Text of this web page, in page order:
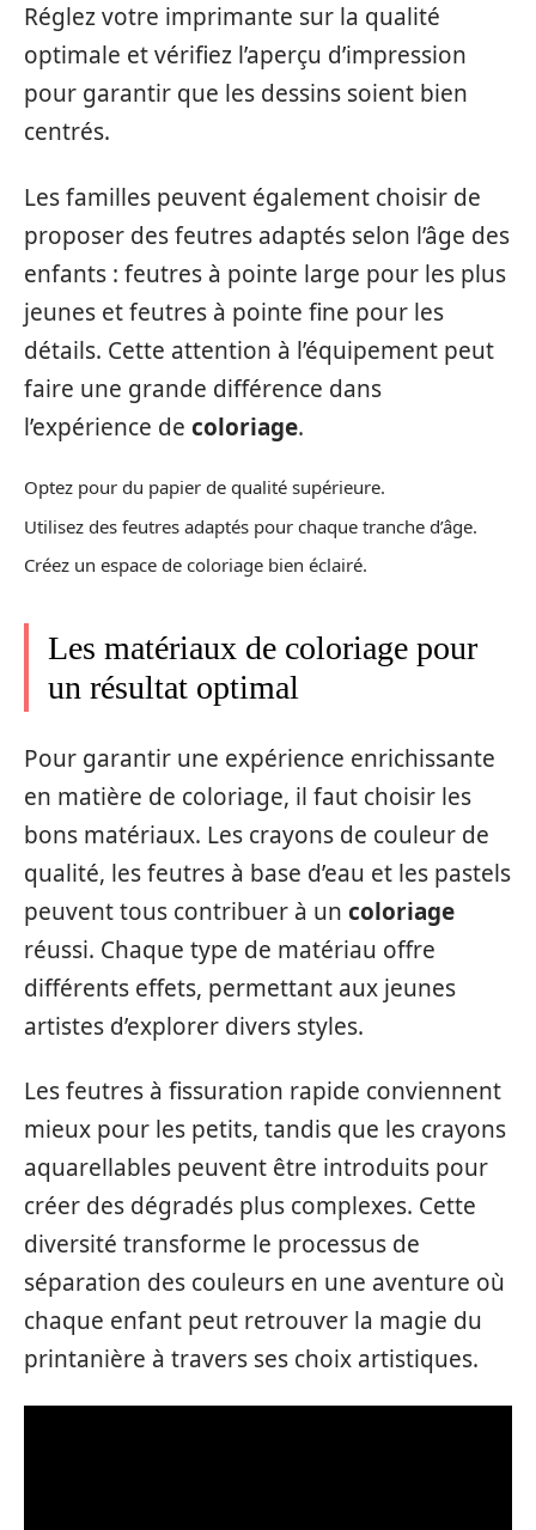
Réglez votre imprimante sur la qualité
optimale et vérifiez l’aperçu d’impression
pour garantir que les dessins soient bien
centrés.
Les familles peuvent également choisir de
proposer des feutres adaptés selon l’âge des
enfants : feutres à pointe large pour les plus
jeunes et feutres à pointe fine pour les
détails. Cette attention à l’équipement peut
faire une grande différence dans
l’expérience de coloriage.
Optez pour du papier de qualité supérieure.
Utilisez des feutres adaptés pour chaque tranche d’âge.
Créez un espace de coloriage bien éclairé.
Les matériaux de coloriage pour
un résultat optimal
Pour garantir une expérience enrichissante
en matière de coloriage, il faut choisir les
bons matériaux. Les crayons de couleur de
qualité, les feutres à base d’eau et les pastels
peuvent tous contribuer à un coloriage
réussi. Chaque type de matériau offre
différents effets, permettant aux jeunes
artistes d’explorer divers styles.
Les feutres à fissuration rapide conviennent
mieux pour les petits, tandis que les crayons
aquarellables peuvent être introduits pour
créer des dégradés plus complexes. Cette
diversité transforme le processus de
séparation des couleurs en une aventure où
chaque enfant peut retrouver la magie du
printanière à travers ses choix artistiques.